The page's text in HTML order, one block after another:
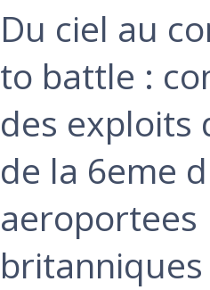
‎Du ciel au
to battle :
des exploits
de la 6eme
aeroportees
britanniques‎